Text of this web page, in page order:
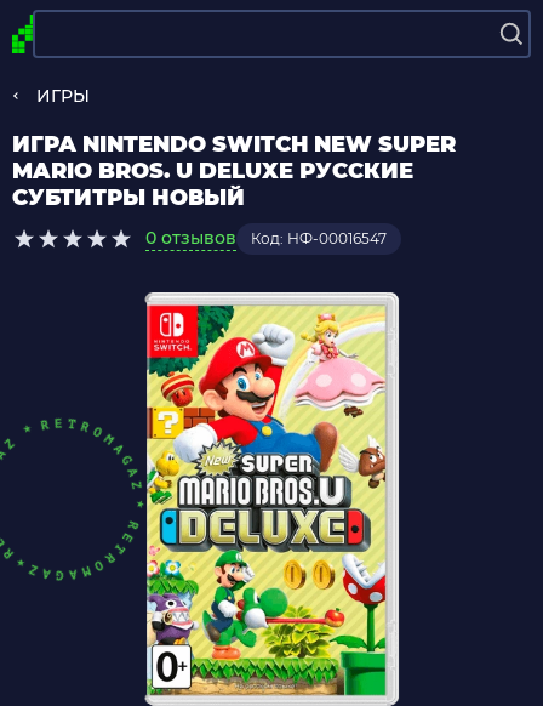
ИГРЫ
ИГРА NINTENDO SWITCH NEW SUPER
MARIO BROS. U DELUXE РУССКИЕ
СУБТИТРЫ НОВЫЙ
0 отзывов Код: НФ-00016547